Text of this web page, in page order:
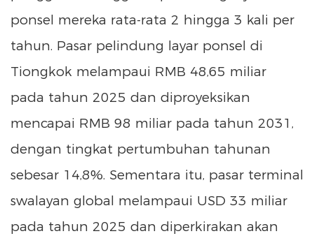
ponsel mereka rata-rata 2 hingga 3 kali per
tahun. Pasar pelindung layar ponsel di
Tiongkok melampaui RMB 48,65 miliar
pada tahun 2025 dan diproyeksikan
mencapai RMB 98 miliar pada tahun 2031,
dengan tingkat pertumbuhan tahunan
sebesar 14,8%. Sementara itu, pasar terminal
swalayan global melampaui USD 33 miliar
pada tahun 2025 dan diperkirakan akan